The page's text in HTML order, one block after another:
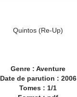
Quintos (Re-Up)
Genre : Aventure
Date de parution : 2006
Tomes : 1/1